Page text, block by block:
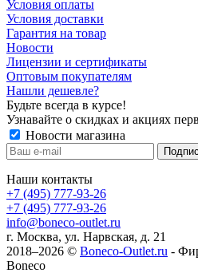
Условия оплаты
Условия доставки
Гарантия на товар
Новости
Лицензии и сертификаты
Оптовым покупателям
Нашли дешевле?
Будьте всегда в курсе!
Узнавайте о скидках и акциях
Новости магазина
Наши контакты
+7 (495) 777-93-26
+7 (495) 777-93-26
info@boneco-outlet.ru
г. Москва, ул. Нарвская, д. 21
2018–2026 © Boneco-Outlet.ru -
Boneco